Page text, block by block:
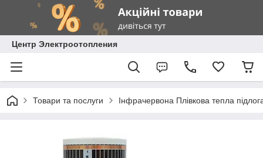
Центр Электроотопления
Товари та послуги Інфрачервона Плівкова тепла